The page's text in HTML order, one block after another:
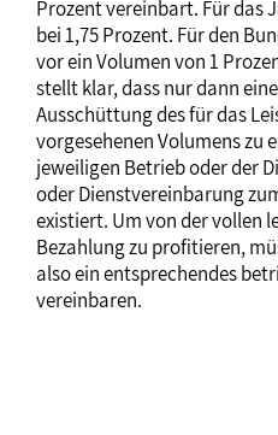
Prozent vereinbart. Für das
bei 1,75 Prozent. Für den
vor ein Volumen von 1
stellt klar, dass nur dann
Ausschüttung des für das
vorgesehenen Volumens zu
jeweiligen Betrieb oder der
oder Dienstvereinbarung
existiert. Um von der vollen
Bezahlung zu profitieren,
also ein entsprechendes
vereinbaren.